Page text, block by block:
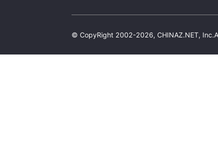
© CopyRight 2002-2026, CHINAZ.NET,